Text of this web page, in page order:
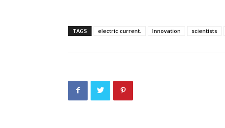
TAGS electric current. Innovation scientists